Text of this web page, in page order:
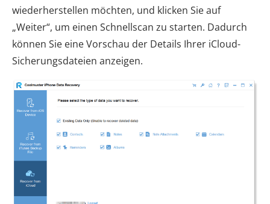
wiederherstellen möchten, und klicken Sie auf
„Weiter“, um einen Schnellscan zu starten. Dadurch
können Sie eine Vorschau der Details Ihrer iCloud-
Sicherungsdateien anzeigen.